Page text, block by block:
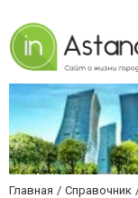
Главная Справочник